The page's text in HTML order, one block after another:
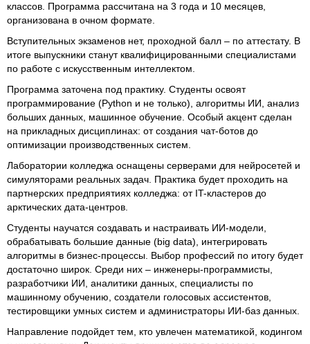
классов. Программа рассчитана на 3 года и 10 месяцев,
организована в очном формате.
Вступительных экзаменов нет, проходной балл – по аттестату. В
итоге выпускники станут квалифицированными специалистами
по работе с искусственным интеллектом.
Программа заточена под практику. Студенты освоят
программирование (Python и не только), алгоритмы ИИ, анализ
больших данных, машинное обучение. Особый акцент сделан
на прикладных дисциплинах: от создания чат-ботов до
оптимизации производственных систем.
Лаборатории колледжа оснащены серверами для нейросетей и
симуляторами реальных задач. Практика будет проходить на
партнерских предприятиях колледжа: от IT-кластеров до
арктических дата-центров.
Студенты научатся создавать и настраивать ИИ-модели,
обрабатывать большие данные (big data), интегрировать
алгоритмы в бизнес-процессы. Выбор профессий по итогу будет
достаточно широк. Среди них – инженеры-программисты,
разработчики ИИ, аналитики данных, специалисты по
машинному обучению, создатели голосовых ассистентов,
тестировщики умных систем и администраторы ИИ-баз данных.
Направление подойдет тем, кто увлечен математикой, кодингом